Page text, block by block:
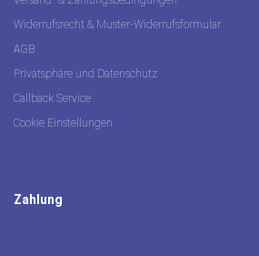
Widerrufsrecht & Muster-Widerrufsformular
AGB
Privatsphäre und Datenschutz
Callback Service
Cookie Einstellungen
Zahlung